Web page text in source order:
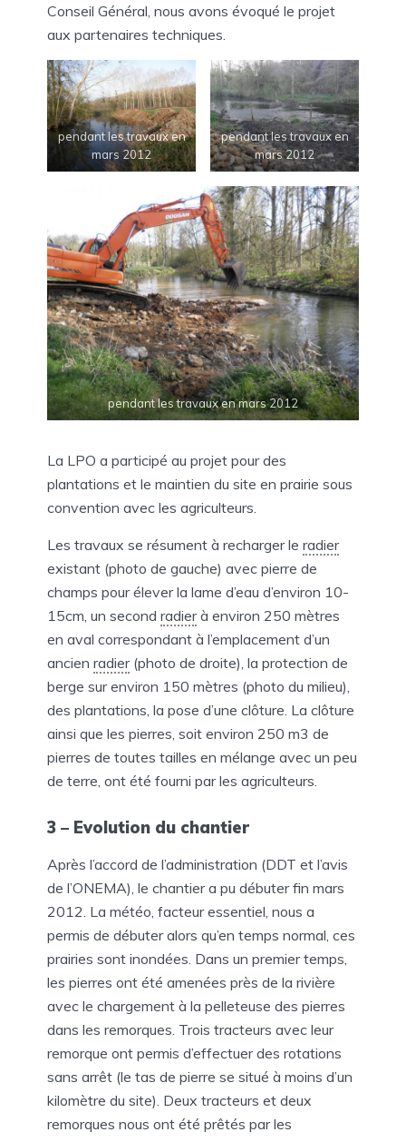
Conseil Général, nous avons évoqué le projet
aux partenaires techniques.
pendant les travaux en
mars 2012
pendant les travaux en
mars 2012
pendant les travaux en mars 2012
La LPO a participé au projet pour des
plantations et le maintien du site en prairie sous
convention avec les agriculteurs.
Les travaux se résument à recharger le radier
existant (photo de gauche) avec pierre de
champs pour élever la lame d’eau d’environ 10-
15cm, un second radierà environ 250 mètres
en aval correspondant à l’emplacement d’un
ancien radier(photo de droite), la protection de
berge sur environ 150 mètres (photo du milieu),
des plantations, la pose d’une clôture. La clôture
ainsi que les pierres, soit environ 250 m3 de
pierres de toutes tailles en mélange avec un peu
de terre, ont été fourni par les agriculteurs.
3 – Evolution du chantier
Après l’accord de l’administration (DDT et l’avis
de l’ONEMA), le chantier a pu débuter fin mars
2012. La météo, facteur essentiel, nous a
permis de débuter alors qu’en temps normal, ces
prairies sont inondées. Dans un premier temps,
les pierres ont été amenées près de la rivière
avec le chargement à la pelleteuse des pierres
dans les remorques. Trois tracteurs avec leur
remorque ont permis d’effectuer des rotations
sans arrêt (le tas de pierre se situé à moins d’un
kilomètre du site). Deux tracteurs et deux
remorques nous ont été prêtés par les